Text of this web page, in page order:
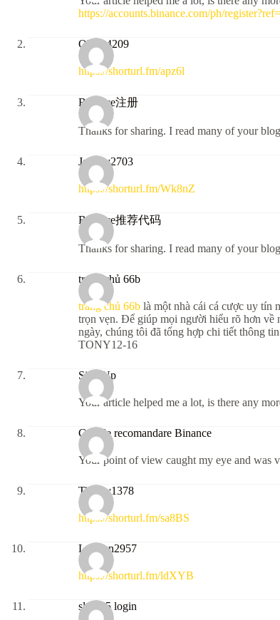
https://accounts.binance.com/ph/
Olivia4209
https://shorturl.fm/apz6l
Binance注册
Thanks for sharing. I read many of your
Jeremy2703
https://shorturl.fm/Wk8nZ
Binance推荐代码
Thanks for sharing. I read many of your
trang chủ 66b
trang chủ 66b là một nhà cái cá cược uy tín
trọn vẹn. Để giúp mọi người hiểu rõ hơn về
ngày, chúng tôi đã tổng hợp chi tiết thông
TONY12-16
Sign Up
Your article helped me a lot, is there any
Cod de recomandare Binance
Your point of view caught my eye and was
Tiffany1378
https://shorturl.fm/sa8BS
London2957
https://shorturl.fm/ldXYB
slot365 login